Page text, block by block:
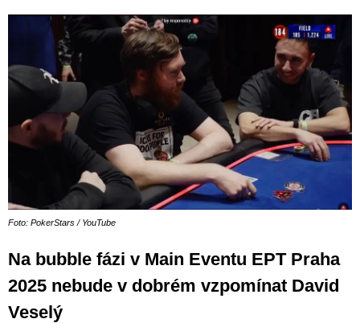
Foto: PokerStars / YouTube
Na bubble fázi v Main Eventu EPT Praha
2025 nebude v dobrém vzpomínat David
Veselý